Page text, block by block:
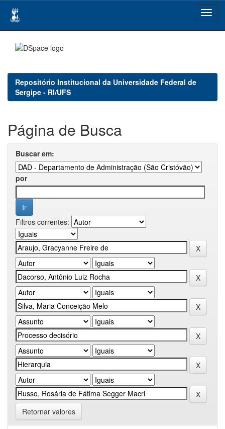
navigation
Repositório Institucional da Universidade Federal de
Sergipe - RI/UFS
Página de Busca
Buscar em:
por
Filtros correntes:
Retornar valores